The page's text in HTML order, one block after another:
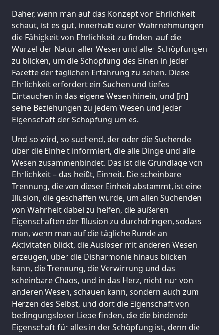
Daher, wenn man auf das Konzept von Ehrlichkeit
schaut, ist es gut, innerhalb eurer Wahrnehmungen
die Fähigkeit von Ehrlichkeit zu finden, auf die
Wurzel der Natur aller Wesen und aller Schöpfungen
zu blicken, um die Schöpfung des Einen in jeder
Facette der täglichen Erfahrung zu sehen. Diese
Ehrlichkeit erfordert ein Suchen und tiefes
Eintauchen in das eigene Wesen hinein, und [in]
seine Beziehungen zu jedem Wesen und jeder
Eigenschaft der Schöpfung um es.
Und so wird, so suchend, der oder die Suchende
über die Einheit informiert, die alle Dinge und alle
Wesen zusammenbindet. Das ist die Grundlage von
Ehrlichkeit – das heißt, Einheit. Die scheinbare
Trennung, die von dieser Einheit abstammt, ist eine
Illusion, die geschaffen wurde, um allen Suchenden
von Wahrheit dabei zu helfen, die äußeren
Eigenschaften der Illusion zu durchdringen, sodass
man, wenn man auf die tägliche Runde an
Aktivitäten blickt, die Auslöser mit anderen Wesen
erzeugen, über die Disharmonie hinaus blicken
kann, die Trennung, die Verwirrung und das
scheinbare Chaos, und in das Herz, nicht nur von
anderen Wesen, schauen kann, sondern auch zum
Herzen des Selbst, und dort die Eigenschaft von
bedingungsloser Liebe finden, die die bindende
Eigenschaft für alles in der Schöpfung ist, denn die